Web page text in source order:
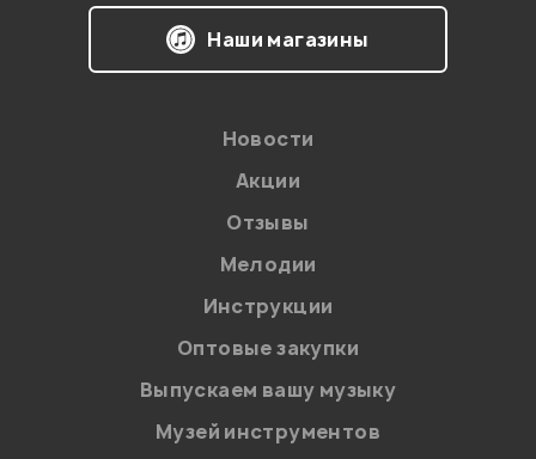
на обработку персональных данных в
Политикой в отношении обработки
персональных данных.
Введите проверочное число:
Наши магазины
Новости
Акции
Отзывы
Мелодии
Инструкции
Оптовые закупки
Выпускаем вашу музыку
Музей инструментов